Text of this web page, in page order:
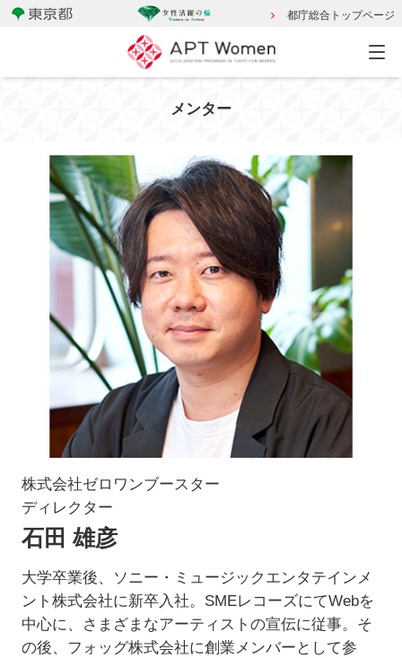
都庁総合トップページ
メンター
株式会社ゼロワンブースター
ディレクター
石田 雄彦
大学卒業後、ソニー・ミュージックエンタテインメ
ント株式会社に新卒入社。SMEレコーズにてWebを
中心に、さまざまなアーティストの宣伝に従事。そ
の後、フォッグ株式会社に創業メンバーとして参